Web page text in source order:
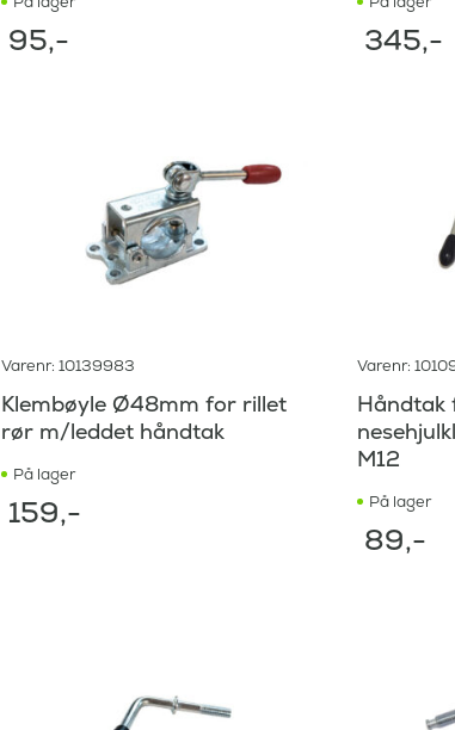
95,- 345,-
Varenr: 10139983
Klembøyle Ø48mm for rillet
rør m/leddet håndtak
På lager
159,-
Varenr:
Håndtak
M12
På lager
89,-